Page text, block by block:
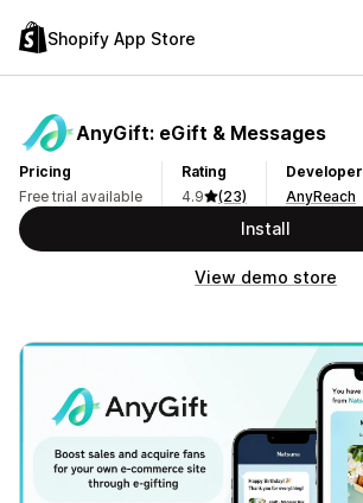
Shopify App Store
AnyGift: eGift & Messages
Pricing
Free trial available
Rating
4.9
(23)
Developer
AnyReach
Install
View demo store